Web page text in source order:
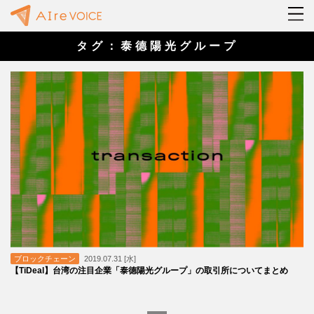
タグ：泰德陽光グループ
ブロックチェーン 2019.07.31 [水]
【TiDeal】台湾の注目企業「泰德陽光グループ」の取引所についてまとめ